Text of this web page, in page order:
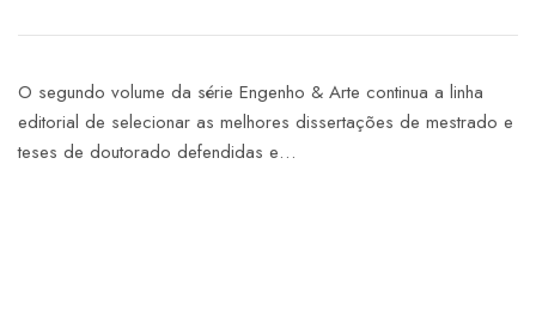
O segundo volume da série Engenho & Arte continua a linha
editorial de selecionar as melhores dissertações de mestrado e
teses de doutorado defendidas e…